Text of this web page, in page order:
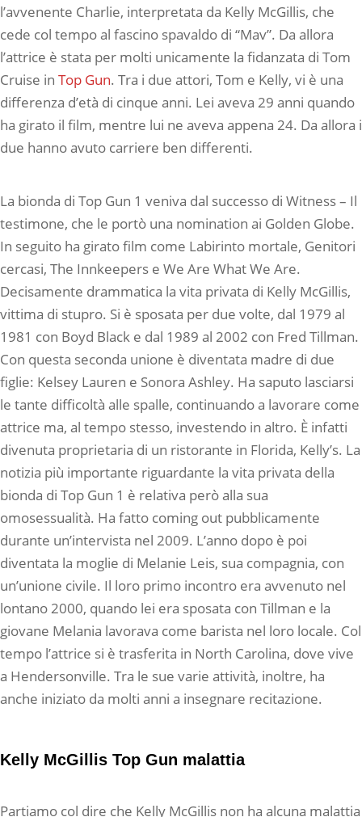
l’avvenente Charlie, interpretata da Kelly McGillis, che
cede col tempo al fascino spavaldo di “Mav”. Da allora
l’attrice è stata per molti unicamente la fidanzata di Tom
Cruise in Top Gun. Tra i due attori, Tom e Kelly, vi è una
differenza d’età di cinque anni. Lei aveva 29 anni quando
ha girato il film, mentre lui ne aveva appena 24. Da allora i
due hanno avuto carriere ben differenti.
La bionda di Top Gun 1 veniva dal successo di Witness – Il
testimone, che le portò una nomination ai Golden Globe.
In seguito ha girato film come Labirinto mortale, Genitori
cercasi, The Innkeepers e We Are What We Are.
Decisamente drammatica la vita privata di Kelly McGillis,
vittima di stupro. Si è sposata per due volte, dal 1979 al
1981 con Boyd Black e dal 1989 al 2002 con Fred Tillman.
Con questa seconda unione è diventata madre di due
figlie: Kelsey Lauren e Sonora Ashley. Ha saputo lasciarsi
le tante difficoltà alle spalle, continuando a lavorare come
attrice ma, al tempo stesso, investendo in altro. È infatti
divenuta proprietaria di un ristorante in Florida, Kelly’s. La
notizia più importante riguardante la vita privata della
bionda di Top Gun 1 è relativa però alla sua
omosessualità. Ha fatto coming out pubblicamente
durante un’intervista nel 2009. L’anno dopo è poi
diventata la moglie di Melanie Leis, sua compagnia, con
un’unione civile. Il loro primo incontro era avvenuto nel
lontano 2000, quando lei era sposata con Tillman e la
giovane Melania lavorava come barista nel loro locale. Col
tempo l’attrice si è trasferita in North Carolina, dove vive
a Hendersonville. Tra le sue varie attività, inoltre, ha
anche iniziato da molti anni a insegnare recitazione.
Kelly McGillis Top Gun malattia
Partiamo col dire che Kelly McGillis non ha alcuna malattia